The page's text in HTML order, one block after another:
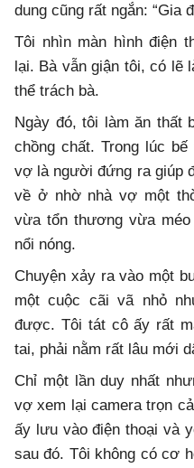
dung cũng rất ngắn: “Gia
Tôi nhìn màn hình điện
lại. Bà vẫn giận tôi, có lẽ
thể trách bà.
Ngày đó, tôi làm ăn thất
chồng chất. Trong lúc
vợ là người đứng ra giúp
về ở nhờ nhà vợ một
vừa tổn thương vừa
nổi nóng.
Chuyện xảy ra vào một
một cuộc cãi vã nhỏ
được. Tôi tát cô ấy rất
tai, phải nằm rất lâu mới
Chỉ một lần duy nhất
vợ xem lại camera trọn
ấy lưu vào điện thoại và
sau đó. Tôi không có cơ